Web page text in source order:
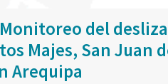
del
Majes, San Juan
Arequipa